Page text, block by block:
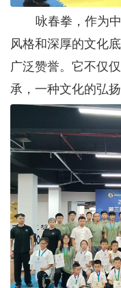
咏春拳，作为
风格和深厚的文化
广泛赞誉。‌它不仅
承，‌一种文化的弘扬